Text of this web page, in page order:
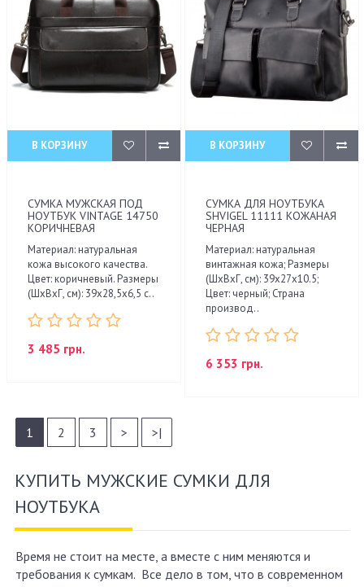
В КОРЗИНУ
СУМКА МУЖСКАЯ ПОД
НОУТБУК VINTAGE 14750
КОРИЧНЕВАЯ
Материал: натуральная
кожа высокого качества.
Цвет: коричневый. Размеры
(ШхВхГ, см): 39х28,5х6,5 с..
3 485 грн.
В КОРЗИНУ
СУМКА ДЛЯ НОУТБУКА
SHVIGEL 11111 КОЖАНАЯ
ЧЕРНАЯ
Материал: натуральная
винтажная кожа; Размеры
(ШхВхГ, см): 39х27х10.5;
Цвет: черный; Страна
производ..
6 353 грн.
1 2 3 > >|
КУПИТЬ МУЖСКИЕ СУМКИ ДЛЯ
НОУТБУКА
Время не стоит на месте, а вместе с ним меняются и
требования к сумкам. Все дело в том, что в современном